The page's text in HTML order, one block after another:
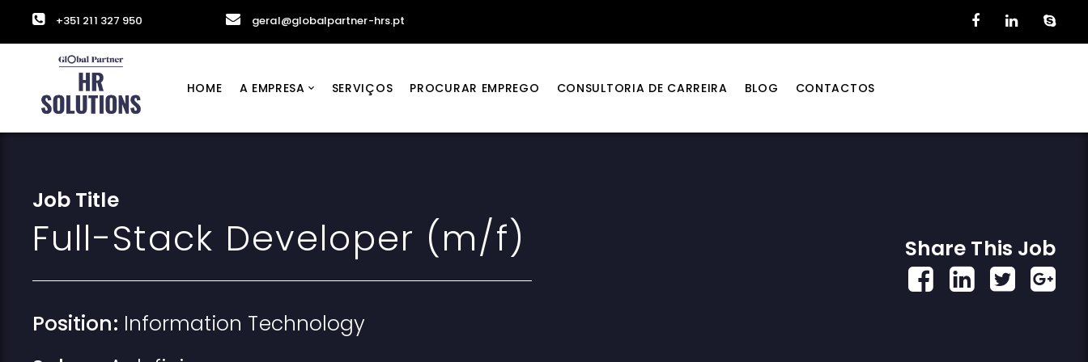
+351 211 327 950 geral@globalpartner-hrs.pt
HOME A EMPRESA SERVIÇOS PROCURAR EMPREGO CONSULTORIA DE CARREIRA BLOG CONTACTOS
Job Title
Full-Stack Developer (m/f)
Position: Information Technology
Share This Job